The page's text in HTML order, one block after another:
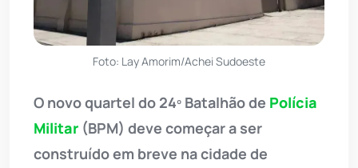
Foto: Lay Amorim/Achei Sudoeste
O novo quartel do 24º Batalhão de Polícia
Militar (BPM) deve começar a ser
construído em breve na cidade de